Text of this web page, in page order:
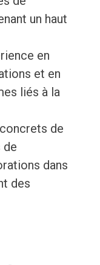
un haut
en
et en
liés à la
de
de
dans
des